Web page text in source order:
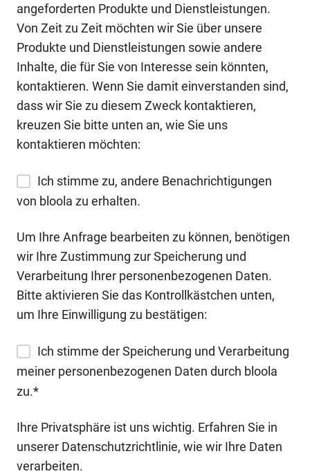
angeforderten Produkte und Dienstleistungen.
Von Zeit zu Zeit möchten wir Sie über unsere
Produkte und Dienstleistungen sowie andere
Inhalte, die für Sie von Interesse sein könnten,
kontaktieren. Wenn Sie damit einverstanden sind,
dass wir Sie zu diesem Zweck kontaktieren,
kreuzen Sie bitte unten an, wie Sie uns
kontaktieren möchten:
Ich stimme zu, andere Benachrichtigungen
von bloola zu erhalten.
Um Ihre Anfrage bearbeiten zu können, benötigen
wir Ihre Zustimmung zur Speicherung und
Verarbeitung Ihrer personenbezogenen Daten.
Bitte aktivieren Sie das Kontrollkästchen unten,
um Ihre Einwilligung zu bestätigen:
Ich stimme der Speicherung und Verarbeitung
meiner personenbezogenen Daten durch bloola
zu.*
Ihre Privatsphäre ist uns wichtig. Erfahren Sie in
unserer Datenschutzrichtlinie, wie wir Ihre Daten
verarbeiten.